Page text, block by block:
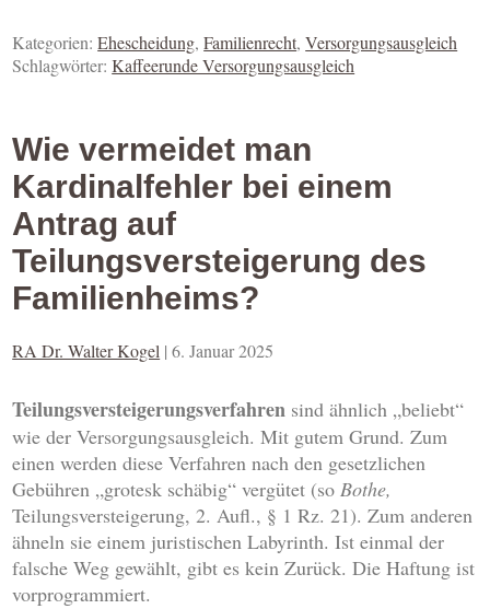
Kategorien:Ehescheidung,Familienrecht,Versorgungsausgleich
Schlagwörter:Kaffeerunde Versorgungsausgleich
Wie vermeidet man
Kardinalfehler bei einem
Antrag auf
Teilungsversteigerung des
Familienheims?
RA Dr. Walter Kogel |6. Januar 2025
Teilungsversteigerungsverfahren sind ähnlich „beliebt“
wie der Versorgungsausgleich. Mit gutem Grund. Zum
einen werden diese Verfahren nach den gesetzlichen
Gebühren „grotesk schäbig“ vergütet (soBothe,
Teilungsversteigerung, 2. Aufl., § 1 Rz. 21). Zum anderen
ähneln sie einem juristischen Labyrinth. Ist einmal der
falsche Weg gewählt, gibt es kein Zurück. Die Haftung ist
vorprogrammiert.